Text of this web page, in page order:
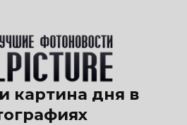
картина дня в